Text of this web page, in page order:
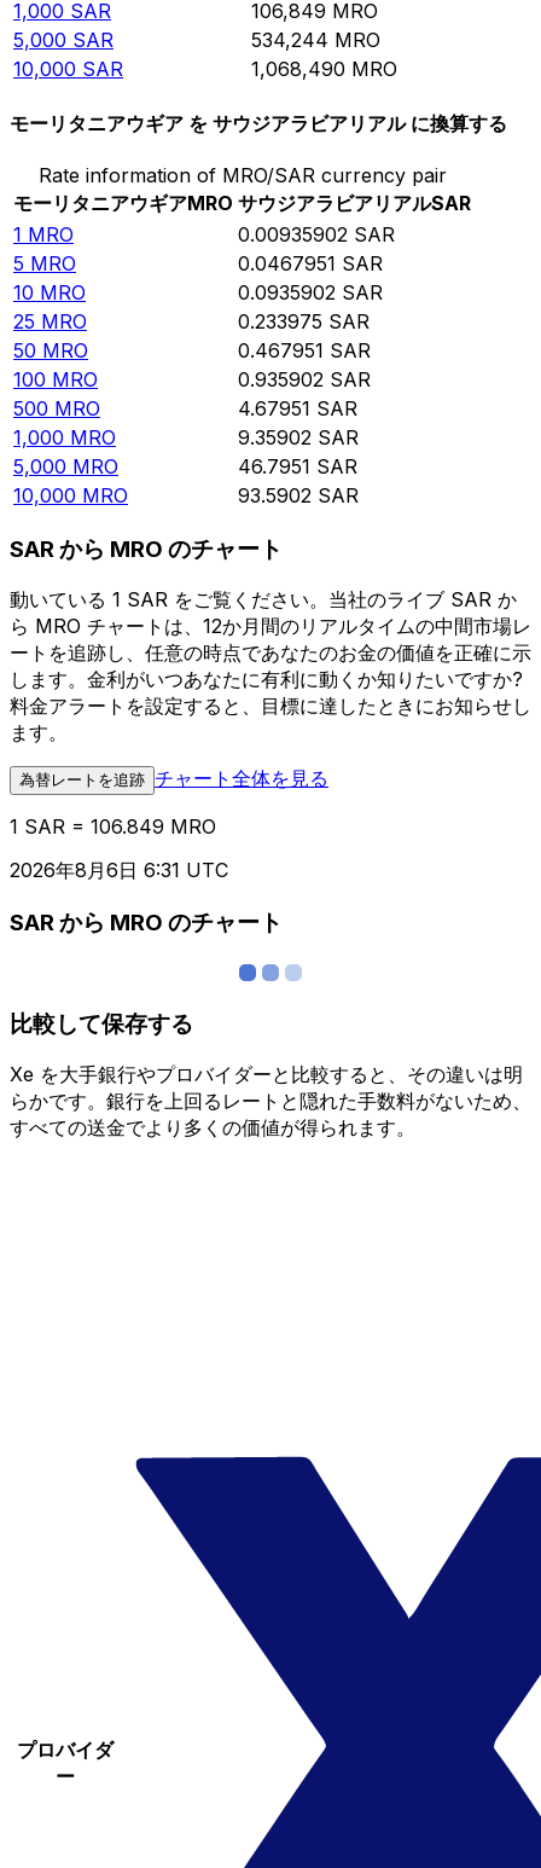
1,000 SAR 106,849 MRO
5,000 SAR 534,244 MRO
10,000 SAR 1,068,490 MRO
モーリタニアウギア を サウジアラビアリアル に換算する
Rate information of MRO/SAR currency pair
モーリタニアウギアMRO サウジアラビアリアルSAR
1 MRO 0.00935902 SAR
5 MRO 0.0467951 SAR
10 MRO 0.0935902 SAR
25 MRO 0.233975 SAR
50 MRO 0.467951 SAR
100 MRO 0.935902 SAR
500 MRO 4.67951 SAR
1,000 MRO 9.35902 SAR
5,000 MRO 46.7951 SAR
10,000 MRO 93.5902 SAR
SAR から MRO のチャート
動いている 1 SAR をご覧ください。当社のライブ SAR か
ら MRO チャートは、12か月間のリアルタイムの中間市場レ
ートを追跡し、任意の時点であなたのお金の価値を正確に示
します。金利がいつあなたに有利に動くか知りたいですか?
料金アラートを設定すると、目標に達したときにお知らせし
ます。
為替レートを追跡 チャート全体を見る
1 SAR = 106.849 MRO
2026年8月6日 6:31 UTC
SAR から MRO のチャート
比較して保存する
Xe を大手銀行やプロバイダーと比較すると、その違いは明
らかです。銀行を上回るレートと隠れた手数料がないため、
すべての送金でより多くの価値が得られます。
プロバイダ
ー